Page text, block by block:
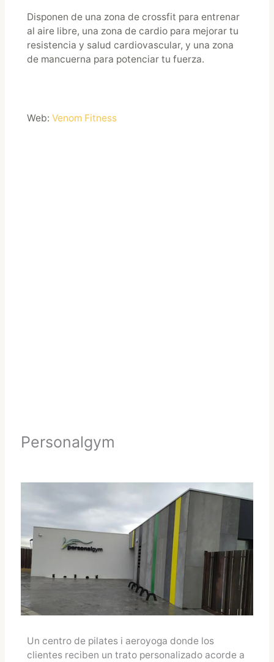
Disponen de una zona de crossfit para entrenar
al aire libre, una zona de cardio para mejorar tu
resistencia y salud cardiovascular, y una zona
de mancuerna para potenciar tu fuerza.
Web: Venom Fitness
Personalgym
Un centro de pilates i aeroyoga donde los
clientes reciben un trato personalizado acorde a